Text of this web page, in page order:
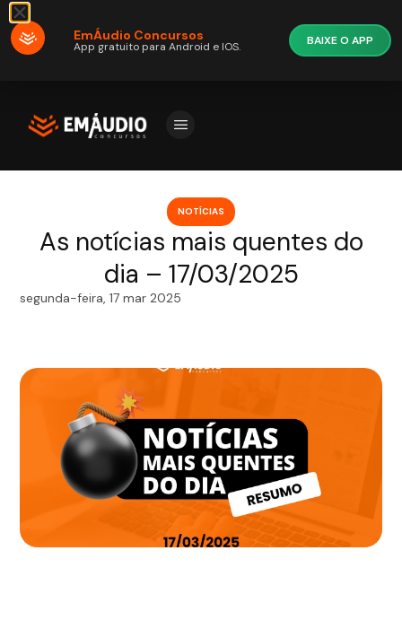
NOTÍCIAS
As notícias mais quentes do
dia – 17/03/2025
segunda-feira, 17 mar 2025
EmÁudio Concursos
App gratuito para Android e IOS. BAIXE O APP